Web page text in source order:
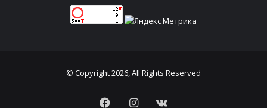
© Copyright 2026, All Rights Reserved
FacebookInstagram